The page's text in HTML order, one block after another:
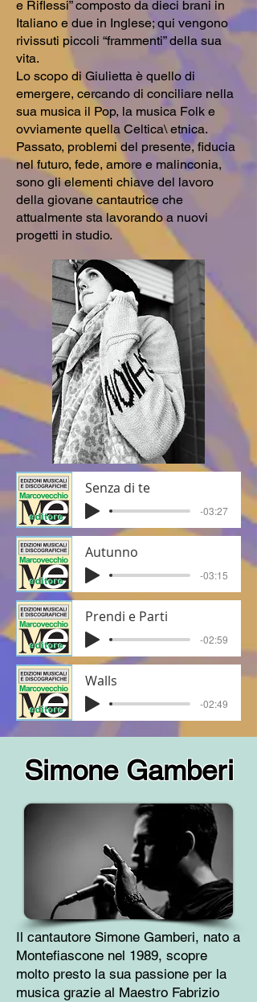
e Riflessi” composto da dieci brani in
Italiano e due in Inglese; qui vengono
rivissuti piccoli “frammenti” della sua
vita.
Lo scopo di Giulietta è quello di
emergere, cercando di conciliare nella
sua musica il Pop, la musica Folk e
ovviamente quella Celtica\ etnica.
Passato, problemi del presente, fiducia
nel futuro, fede, amore e malinconia,
sono gli elementi chiave del lavoro
della giovane cantautrice che
attualmente sta lavorando a nuovi
progetti in studio.
Senza di te
-03:27
Autunno
-03:15
Prendi e Parti
-02:59
Walls
-02:49
Simone Gamberi
Il cantautore Simone Gamberi, nato a
Montefiascone nel 1989, scopre
molto presto la sua passione per la
musica grazie al Maestro Fabrizio